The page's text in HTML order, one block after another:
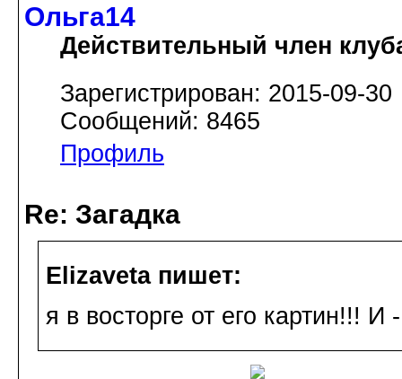
Ольга14
Действительный член
Зарегистрирован: 2015-09-30
Сообщений: 8465
Профиль
Re: Загадка
Elizaveta пишет:
я в восторге от его картин!!! И